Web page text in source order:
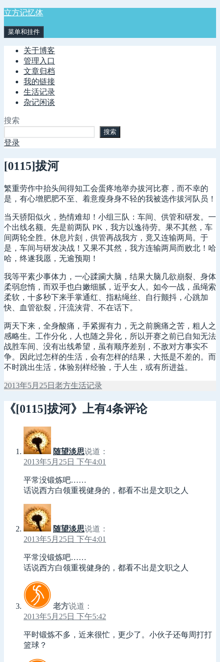
跳
内
立方记忆体
菜单和挂件
关于博客
管理入口
文章归档
我的链接
生活记录
杂记闲谈
搜索
搜索
登录
[0115]拔河
繁重劳作中抬头间得知工会蛋疼地举办拔河比赛，而不幸的
是，有心增肥肥不至、着意瘦身身不轻的我被选作拔河队员！
当天骄阳似火，热情难却！小组三队：车间、供管和研发。一
个出线名额。先是前两队 PK，我方以逸待劳。果不其然，车
间两轮全胜。休息片刻，供管再战我方，竟又连输两局。于
是，车间与研发决战！又果不其然，我方连输两局而败北！哈
哈，终遂我愿，无逾预期！
我等平素少事体力，一心蹂躏大脑，结果大脑几欲崩裂、身体
柔弱怠惰，而双手也白嫩细腻，近乎女人。如今一战，虽绳索
柔软，十多秒下来手掌通红、指粘绳丝、自行颤抖，心跳加
快、血管欲裂，汗流浃背、不在话下。
两天下来，全身酸痛，手紧握有力，无之前腕痛之苦，粗人之
感略生。工作分化，人也随之异化，所以开赛之前已自知无法
战胜车间、没有出线希望，虽有顺序差别，不敌对方事实不
争。因此过怎样的生活，会有怎样的结果，大抵是不差的。而
不时跳出生活，体验别样经验，于人生，或有所进益。
发
于
2013年5月25日 作
老方分
生活记录
《[0115]拔河》上有4条评论
随望淡思说道：
2013年5月25日 下午4:01
平常没锻炼吧……
话说西方白领重视健身的，都看不出是文职之人
随望淡思说道：
2013年5月25日 下午4:01
平常没锻炼吧……
话说西方白领重视健身的，都看不出是文职之人
老方说道：
2013年5月25日 下午5:42
平时锻炼不多，近来很忙，更少了。小伙子还每周打打
篮球？